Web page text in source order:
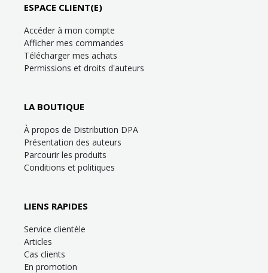
ESPACE CLIENT(E)
Accéder à mon compte
Afficher mes commandes
Télécharger mes achats
Permissions et droits d'auteurs
LA BOUTIQUE
À propos de Distribution DPA
Présentation des auteurs
Parcourir les produits
Conditions et politiques
LIENS RAPIDES
Service clientèle
Articles
Cas clients
En promotion